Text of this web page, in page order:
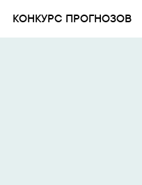
КОНКУРС ПРОГНОЗОВ